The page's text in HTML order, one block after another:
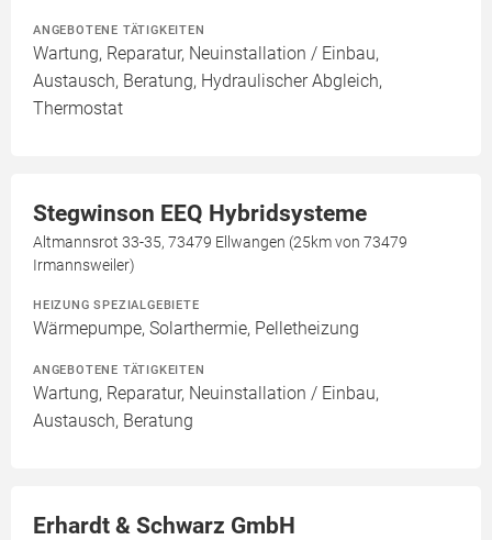
ANGEBOTENE TÄTIGKEITEN
Wartung, Reparatur, Neuinstallation / Einbau,
Austausch, Beratung, Hydraulischer Abgleich,
Thermostat
Stegwinson EEQ Hybridsysteme
Altmannsrot 33-35, 73479 Ellwangen (25km von 73479
Irmannsweiler)
HEIZUNG SPEZIALGEBIETE
Wärmepumpe, Solarthermie, Pelletheizung
ANGEBOTENE TÄTIGKEITEN
Wartung, Reparatur, Neuinstallation / Einbau,
Austausch, Beratung
Erhardt & Schwarz GmbH